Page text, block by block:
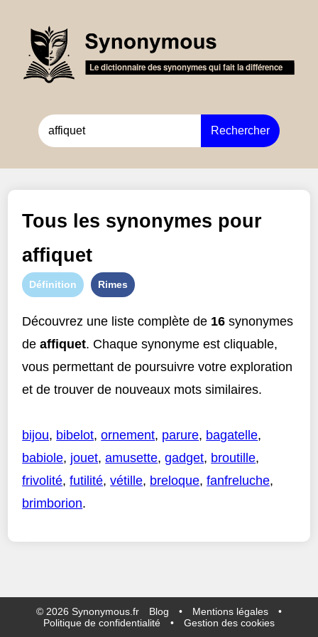
Rechercher
Tous les synonymes pour
affiquet
Définition Rimes
Découvrez une liste complète de 16 synonymes
deaffiquet. Chaque synonyme est cliquable,
vous permettant de poursuivre votre exploration
et de trouver de nouveaux mots similaires.
bijou, bibelot,ornement, parure, bagatelle,
babiole, jouet,amusette,gadget, broutille,
frivolité,futilité,vétille, breloque,fanfreluche,
brimborion.
© 2026 Synonymous.fr Blog • Mentions légales
•
Politique de confidentialité
• Gestion des cookies